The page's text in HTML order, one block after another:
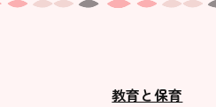
教育と保育